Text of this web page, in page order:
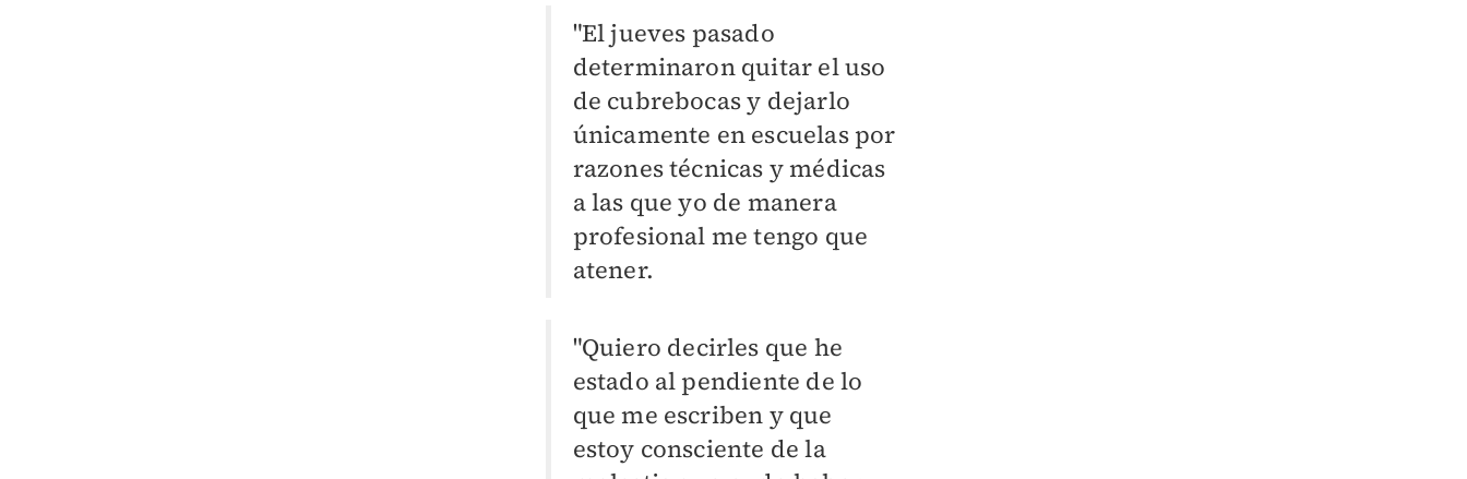
"El jueves pasado
determinaron quitar el uso
de cubrebocas y dejarlo
únicamente en escuelas por
razones técnicas y médicas
a las que yo de manera
profesional me tengo que
atener.
"Quiero decirles que he
estado al pendiente de lo
que me escriben y que
estoy consciente de la